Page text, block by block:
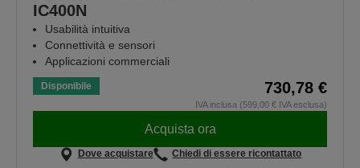
IC400N
Usabilità intuitiva
Connettività e sensori
Applicazioni commerciali
Disponibile 730,78 €
IVA inclusa (599,00 € IVA esclusa)
Acquista ora
Dove acquistare Chiedi di essere ricontattato